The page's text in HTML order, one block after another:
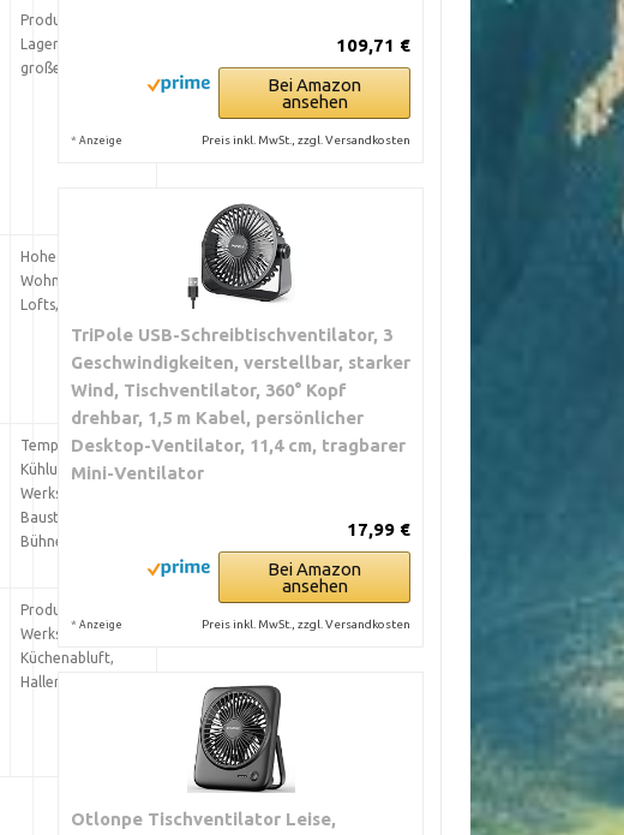
Produktionshallen,
Lager, Sporthallen,
große Lofts
Hohe
Wohnräume,
Lofts, Atrien
Temporäre
Kühlung,
Werkstätten,
Baustellen,
Bühnenbereiche
Produktion,
Werkstätten,
Küchenabluft,
Hallenlüftung
109,71 €
Bei Amazon
ansehen
* Anzeige Preis inkl. MwSt., zzgl. Versandkosten
TriPole USB-Schreibtischventilator, 3
Geschwindigkeiten, verstellbar, starker
Wind, Tischventilator, 360° Kopf
drehbar, 1,5 m Kabel, persönlicher
Desktop-Ventilator, 11,4 cm, tragbarer
Mini-Ventilator
17,99 €
Bei Amazon
ansehen
* Anzeige Preis inkl. MwSt., zzgl. Versandkosten
Otlonpe Tischventilator Leise,